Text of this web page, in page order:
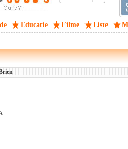
Educatie Filme Liste